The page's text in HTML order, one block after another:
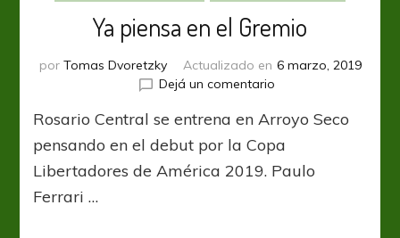
Ya piensa en el Gremio
por Tomas Dvoretzky Actualizado en 6 marzo, 2019
Dejá un comentarioen
piensa
en
Gremio
Rosario Central se entrena en Arroyo Seco
pensando en el debut por la Copa
Libertadores de América 2019. Paulo
Ferrari …